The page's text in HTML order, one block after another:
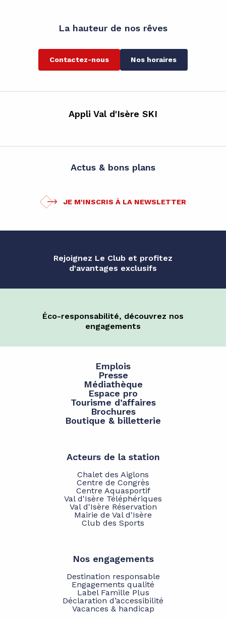
La hauteur de nos rêves
Contactez-nous Nos horaires
Appli Val d'Isère SKI
Actus & bons plans
JE M'INSCRIS À LA NEWSLETTER
Rejoignez Le Club et profitez
d'avantages exclusifs
Éco-responsabilité, découvrez nos
engagements
Emplois
Presse
Médiathèque
Espace pro
Tourisme d’affaires
Brochures
Boutique & billetterie
Acteurs de la station
Chalet des Aiglons
Centre de Congrès
Centre Aquasportif
Val d'Isère Téléphériques
Val d'Isère Réservation
Mairie de Val d'Isère
Club des Sports
Nos engagements
Destination responsable
Engagements qualité
Label Famille Plus
Déclaration d’accessibilité
Vacances & handicap